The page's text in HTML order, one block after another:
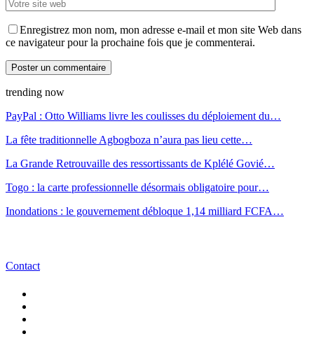
Enregistrez mon nom, mon adresse e-mail et mon site Web dans
ce navigateur pour la prochaine fois que je commenterai.
trending now
PayPal : Otto Williams livre les coulisses du déploiement du…
La fête traditionnelle Agbogboza n’aura pas lieu cette…
La Grande Retrouvaille des ressortissants de Kplélé Govié…
Togo : la carte professionnelle désormais obligatoire pour…
Inondations : le gouvernement débloque 1,14 milliard FCFA…
Contact